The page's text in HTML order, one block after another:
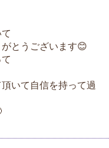
とうございます😊
いて自信を持って過